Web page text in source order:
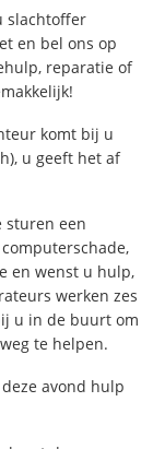
slachtoffer
en bel ons op
reparatie of
komt bij u
u geeft het af
sturen een
en wenst u hulp,
werken zes
u in de buurt om
te helpen.
avond hulp